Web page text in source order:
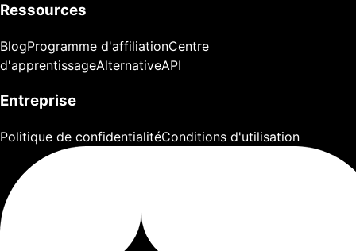
Ressources
BlogProgramme d'affiliationCentre
d'apprentissageAlternativeAPI
Entreprise
Politique de confidentialitéConditions d'utilisation